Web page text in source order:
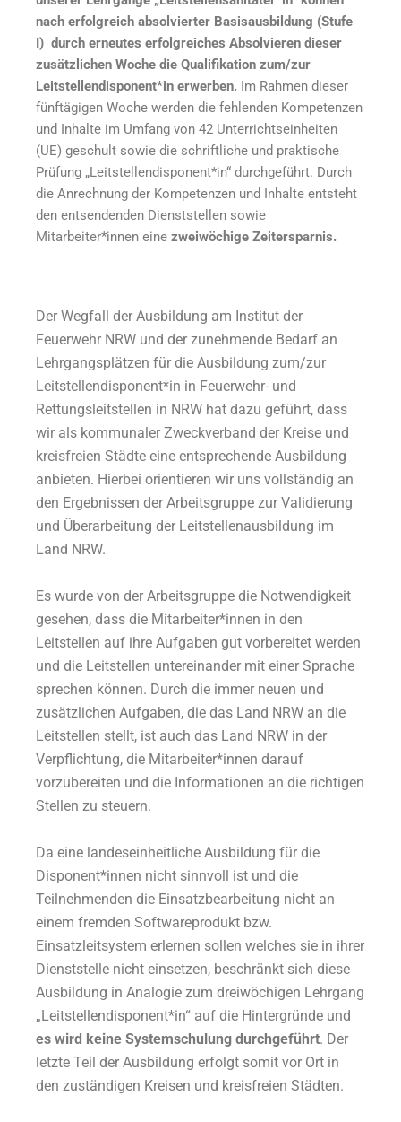
nach erfolgreich absolvierter Basisausbildung (Stufe
I) durch erneutes erfolgreiches Absolvieren dieser
zusätzlichen Woche die Qualifikation zum/zur
Leitstellendisponent*in erwerben. Im Rahmen dieser
fünftägigen Woche werden die fehlenden Kompetenzen
und Inhalte im Umfang von 42 Unterrichtseinheiten
(UE) geschult sowie die schriftliche und praktische
Prüfung „Leitstellendisponent*in“ durchgeführt. Durch
die Anrechnung der Kompetenzen und Inhalte entsteht
den entsendenden Dienststellen sowie
Mitarbeiter*innen eine zweiwöchige Zeitersparnis.
Der Wegfall der Ausbildung am Institut der
Feuerwehr NRW und der zunehmende Bedarf an
Lehrgangsplätzen für die Ausbildung zum/zur
Leitstellendisponent*in in Feuerwehr- und
Rettungsleitstellen in NRW hat dazu geführt, dass
wir als kommunaler Zweckverband der Kreise und
kreisfreien Städte eine entsprechende Ausbildung
anbieten. Hierbei orientieren wir uns vollständig an
den Ergebnissen der Arbeitsgruppe zur Validierung
und Überarbeitung der Leitstellenausbildung im
Land NRW.
Es wurde von der Arbeitsgruppe die Notwendigkeit
gesehen, dass die Mitarbeiter*innen in den
Leitstellen auf ihre Aufgaben gut vorbereitet werden
und die Leitstellen untereinander mit einer Sprache
sprechen können. Durch die immer neuen und
zusätzlichen Aufgaben, die das Land NRW an die
Leitstellen stellt, ist auch das Land NRW in der
Verpflichtung, die Mitarbeiter*innen darauf
vorzubereiten und die Informationen an die richtigen
Stellen zu steuern.
Da eine landeseinheitliche Ausbildung für die
Disponent*innen nicht sinnvoll ist und die
Teilnehmenden die Einsatzbearbeitung nicht an
einem fremden Softwareprodukt bzw.
Einsatzleitsystem erlernen sollen welches sie in ihrer
Dienststelle nicht einsetzen, beschränkt sich diese
Ausbildung in Analogie zum dreiwöchigen Lehrgang
„Leitstellendisponent*in“ auf die Hintergründe und
es wird keine Systemschulung durchgeführt. Der
letzte Teil der Ausbildung erfolgt somit vor Ort in
den zuständigen Kreisen und kreisfreien Städten.